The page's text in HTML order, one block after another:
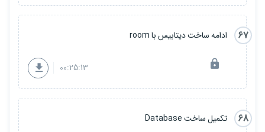
67 ادامه ساخت دیتابیس با room
00:25:13
68 تکمیل ساخت Database